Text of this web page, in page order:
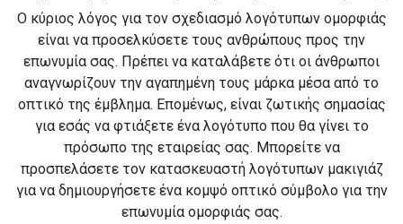
Ο κύριος λόγος για τον σχεδιασμό λογότυπων ομορφιάς
είναι να προσελκύσετε τους ανθρώπους προς την
επωνυμία σας. Πρέπει να καταλάβετε ότι οι άνθρωποι
αναγνωρίζουν την αγαπημένη τους μάρκα μέσα από το
οπτικό της έμβλημα. Επομένως, είναι ζωτικής σημασίας
για εσάς να φτιάξετε ένα λογότυπο που θα γίνει το
πρόσωπο της εταιρείας σας. Μπορείτε να
προσπελάσετε τον κατασκευαστή λογότυπων μακιγιάζ
για να δημιουργήσετε ένα κομψό οπτικό σύμβολο για την
επωνυμία ομορφιάς σας.